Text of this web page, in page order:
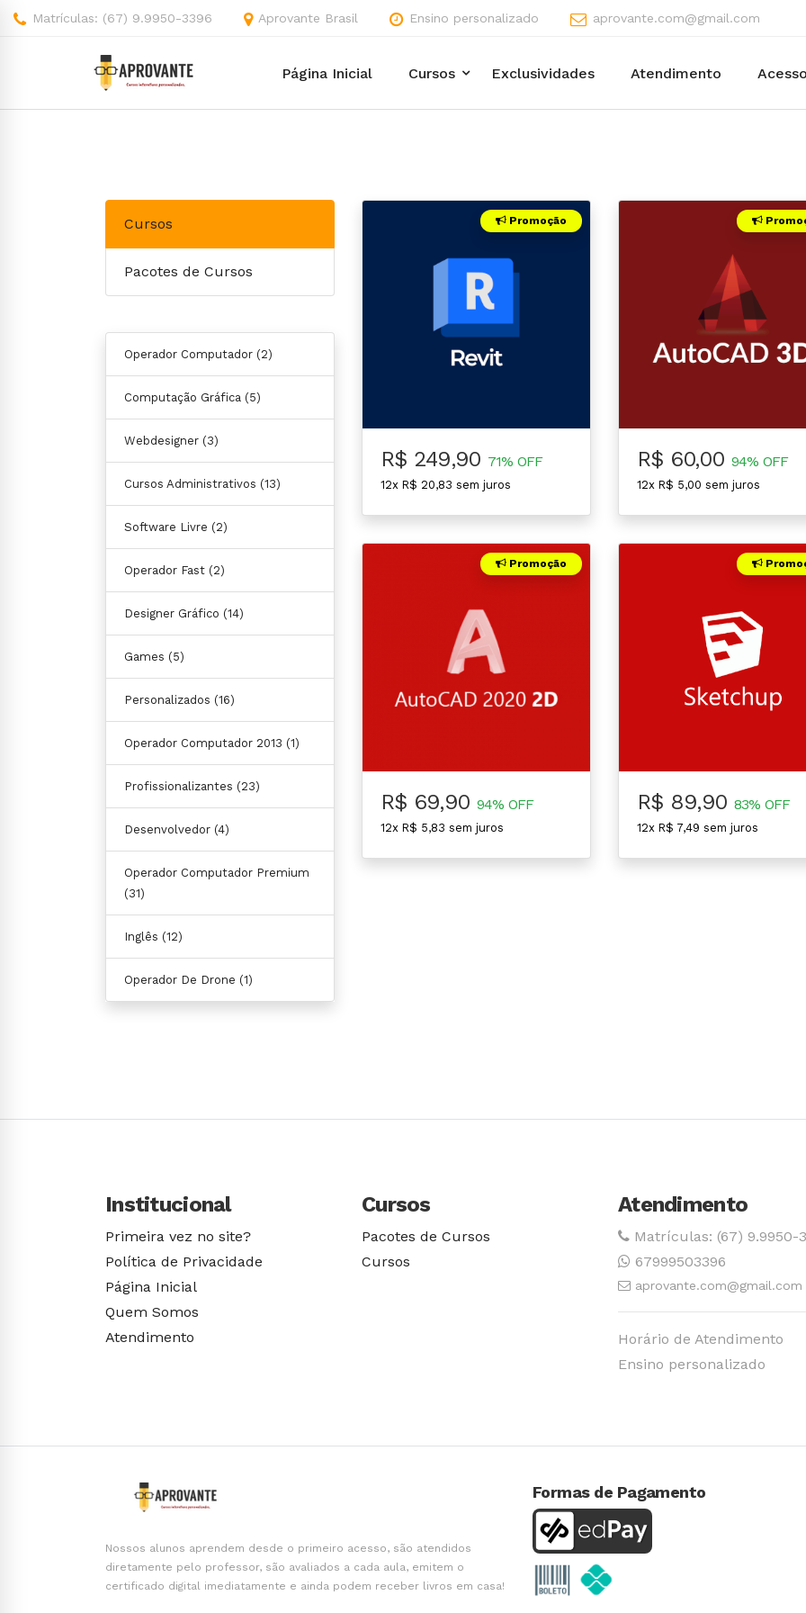
Matrículas: (67) 9.9950-3396 Aprovante Brasil Ensino personalizado aprovante.com@gmail.com
Página Inicial Cursos Exclusividades Atendimento
Cursos
Pacotes de Cursos
Operador Computador (2)
Computação Gráfica (5)
Webdesigner (3)
Cursos Administrativos (13)
Software Livre (2)
Operador Fast (2)
Designer Gráfico (14)
Games (5)
Personalizados (16)
Operador Computador 2013 (1)
Profissionalizantes (23)
Desenvolvedor (4)
Operador Computador Premium
(31)
Inglês (12)
Operador De Drone (1)
Promoção
R$ 249,90 71% OFF
12x R$ 20,83 sem juros
R$ 60,00 94% OFF
12x R$ 5,00 sem juros
Promoção
R$ 69,90 94% OFF
12x R$ 5,83 sem juros
R$ 89,90 83% OFF
12x R$ 7,49 sem juros
Institucional
Primeira vez no site?
Política de Privacidade
Página Inicial
Quem Somos
Atendimento
Cursos
Pacotes de Cursos
Cursos
Atendimento
Matrículas: (67) 9.9950-
67999503396
aprovante.com@gmail.com
Horário de Atendimento
Ensino personalizado
Nossos alunos aprendem desde o primeiro acesso, são atendidos
diretamente pelo professor, são avaliados a cada aula, emitem o
certificado digital imediatamente e ainda podem receber livros em casa!
Formas de Pagamento